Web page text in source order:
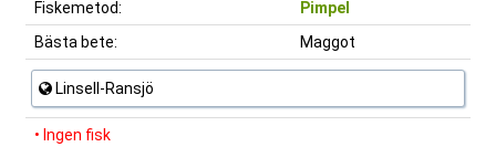
Fiskemetod:
Pimpel
Bästa bete:
Maggot
Linsell-Ransjö
• Ingen fisk